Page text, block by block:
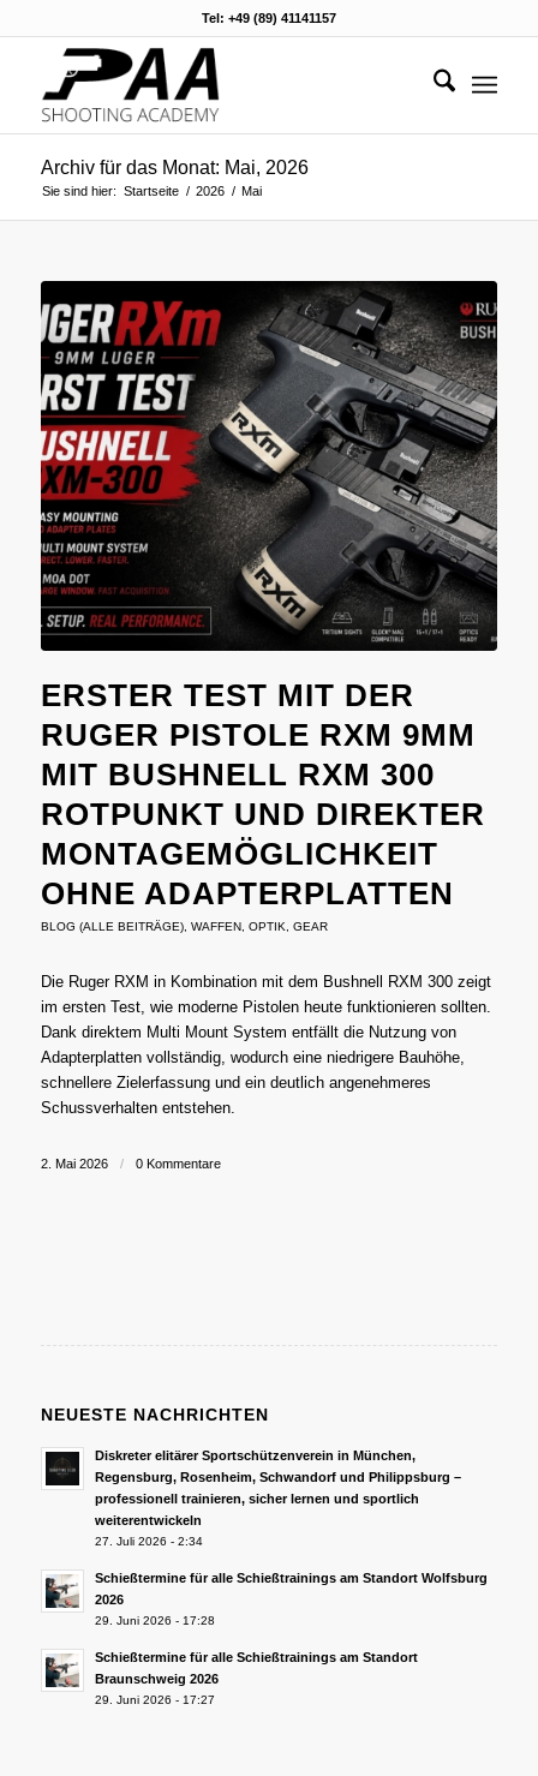
Tel: +49 (89) 41141157
Archiv für das Monat: Mai, 2026
Sie sind hier: Startseite / 2026 / Mai
ERSTER TEST MIT DER
RUGER PISTOLE RXM 9MM
MIT BUSHNELL RXM 300
ROTPUNKT UND DIREKTER
MONTAGEMÖGLICHKEIT
OHNE ADAPTERPLATTEN
BLOG (ALLE BEITRÄGE), WAFFEN, OPTIK GEAR
Die Ruger RXM in Kombination mit dem Bushnell RXM 300 zeigt
im ersten Test, wie moderne Pistolen heute funktionieren sollten.
Dank direktem Multi Mount System entfällt die Nutzung von
Adapterplatten vollständig, wodurch eine niedrigere Bauhöhe,
schnellere Zielerfassung und ein deutlich angenehmeres
Schussverhalten entstehen.
2. Mai 2026 / 0 Kommentare
NEUESTE NACHRICHTEN
Diskreter elitärer Sportschützenverein in München,
Regensburg, Rosenheim, Schwandorf und Philippsburg –
professionell trainieren, sicher lernen und sportlich
weiterentwickeln
27. Juli 2026 - 2:34
Schießtermine für alle Schießtrainings am Standort Wolfsburg
2026
29. Juni 2026 - 17:28
Schießtermine für alle Schießtrainings am Standort
Braunschweig 2026
29. Juni 2026 - 17:27